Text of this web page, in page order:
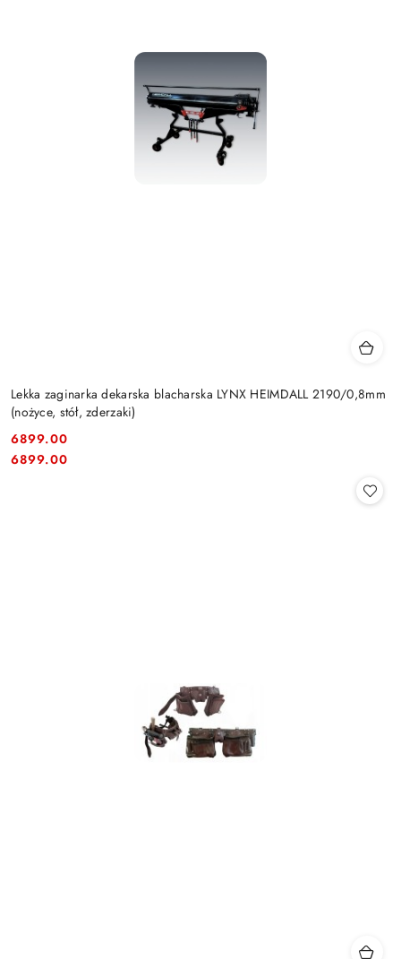
Lekka zaginarka dekarska blacharska LYNX HEIMDALL 2190/0,8mm
(nożyce, stół, zderzaki)
Cena:
6899.00
Cena:
6899.00